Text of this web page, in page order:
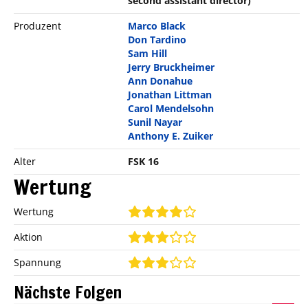
Produzent
Marco Black
Don Tardino
Sam Hill
Jerry Bruckheimer
Ann Donahue
Jonathan Littman
Carol Mendelsohn
Sunil Nayar
Anthony E. Zuiker
Alter
FSK 16
Wertung
Wertung
Aktion
Spannung
Nächste Folgen